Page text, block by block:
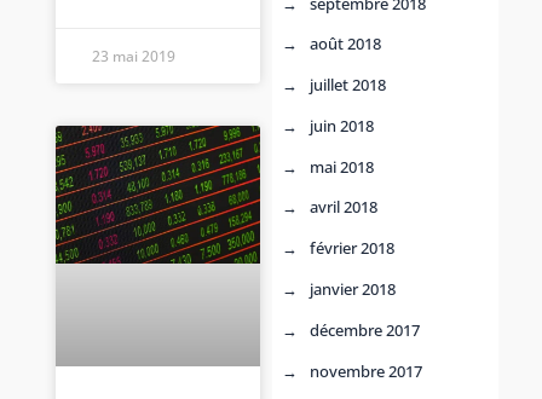
23 mai 2019
août 2018
juillet 2018
juin 2018
mai 2018
avril 2018
février 2018
janvier 2018
décembre 2017
novembre 2017